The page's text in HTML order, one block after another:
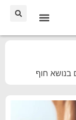
בנושא חוף